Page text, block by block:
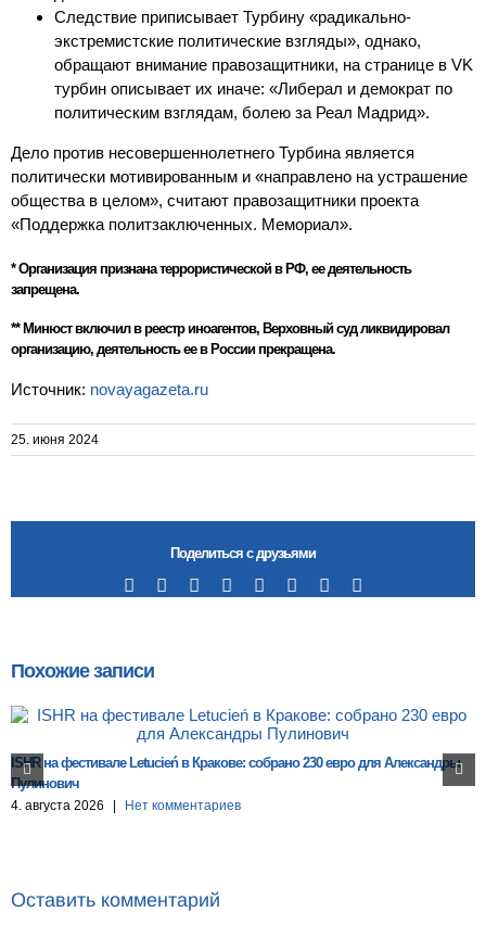
Следствие приписывает Турбину «радикально-
экстремистские политические взгляды», однако,
обращают внимание правозащитники, на странице в VK
турбин описывает их иначе: «Либерал и демократ по
политическим взглядам, болею за Реал Мадрид».
Дело против несовершеннолетнего Турбина является
политически мотивированным и «направлено на устрашение
общества в целом», считают правозащитники проекта
«Поддержка политзаключенных. Мемориал».
* Организация признана террористической в РФ, ее деятельность
запрещена.
** Минюст включил в реестр иноагентов, Верховный суд ликвидировал
организацию, деятельность ее в России прекращена.
Источник: novayagazeta.ru
25. июня 2024
Поделиться с друзьями
Facebook RedditLinkedIn
TumblrPinterest
Похожие записи
ISHR на фестивале Letucień в Кракове: собрано 230 евро для Александры
Пулинович
4. августа 2026 | Нет комментариев
Оставить комментарий